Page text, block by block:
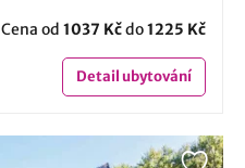
Cena od 1037 Kčdo1225 Kč
Detailubytování